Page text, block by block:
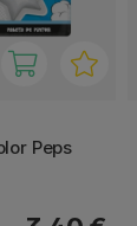
Peps